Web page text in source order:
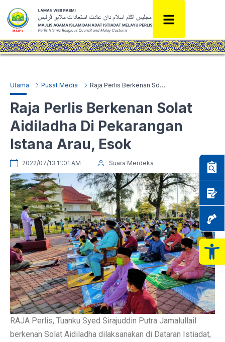
Utama Pusat Media Raja Perlis Berkenan Solat Aidiladha Di Pekarangan Istana Arau, Esok
Raja Perlis Berkenan Solat
Aidiladha Di Pekarangan
Istana Arau, Esok
2022/07/13 11:01 AM Suara Merdeka
RAJA Perlis, Tuanku Syed Sirajuddin Putra Jamalullail
berkenan Solat Aidiladha dilaksanakan di Dataran Istiadat,